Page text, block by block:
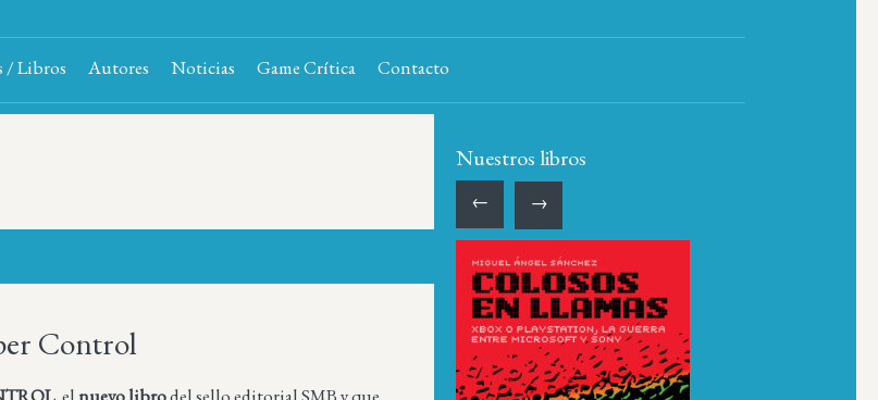
/ Libros Autores Noticias Game Crítica Contacto
Control
, elnuevo librodel sello editorial SMB y que
Nuestros libros
← →